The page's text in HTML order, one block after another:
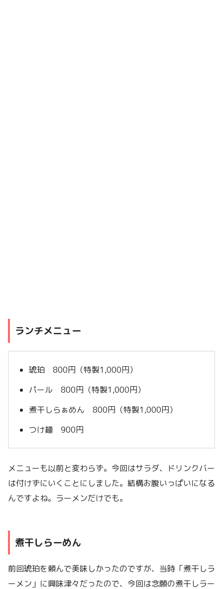
ランチメニュー
琥珀 800円（特製1,000円）
パール 800円（特製1,000円）
煮干しらぁめん 800円（特製1,000円）
つけ麺 900円
メニューも以前と変わらず。今回はサラダ、ドリンクバー
は付けずにいくことにしました。結構お腹いっぱいになる
んですよね。ラーメンだけでも。
煮干しらーめん
前回琥珀を頼んで美味しかったのですが、当時「煮干しラ
ーメン」に興味津々だったので、今回は念願の煮干しラー